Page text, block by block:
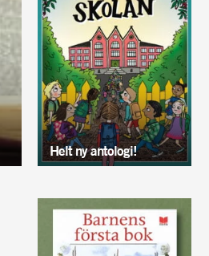
Helt ny antologi!